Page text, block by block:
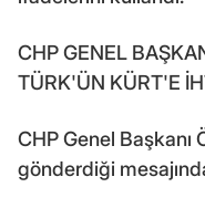
CHP GENEL
TÜRK'ÜN KÜRT'E
CHP Genel
gönderdiği